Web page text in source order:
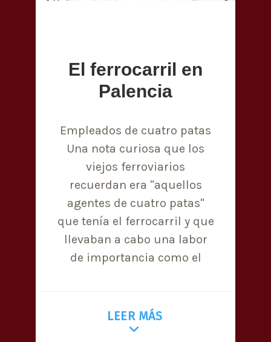
El ferrocarril en
Palencia
Empleados de cuatro patas
Una nota curiosa que los
viejos ferroviarios
recuerdan era "aquellos
agentes de cuatro patas"
que tenía el ferrocarril y que
llevaban a cabo una labor
de importancia como el
LEER MÁS